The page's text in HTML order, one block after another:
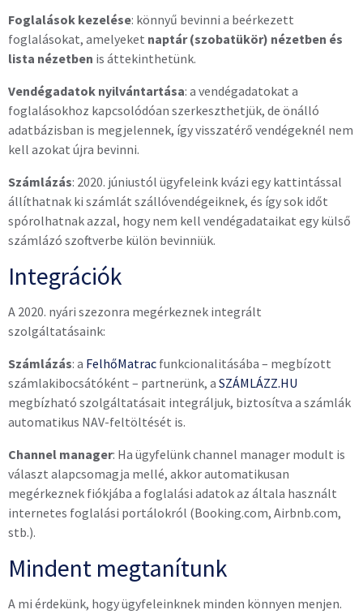
Foglalások kezelése: könnyű bevinni a beérkezett
foglalásokat, amelyeket naptár (szobatükör) nézetben és
lista nézetben is áttekinthetünk.
Vendégadatok nyilvántartása: a vendégadatokat a
foglalásokhoz kapcsolódóan szerkeszthetjük, de önálló
adatbázisban is megjelennek, így visszatérő vendégeknél nem
kell azokat újra bevinni.
Számlázás: 2020. júniustól ügyfeleink kvázi egy kattintással
állíthatnak ki számlát szállóvendégeiknek, és így sok időt
spórolhatnak azzal, hogy nem kell vendégadataikat egy külső
számlázó szoftverbe külön bevinniük.
Integrációk
A 2020. nyári szezonra megérkeznek integrált
szolgáltatásaink:
Számlázás: a FelhőMatrac funkcionalitásába – megbízott
számlakibocsátóként – partnerünk, a SZÁMLÁZZ.HU
megbízható szolgáltatásait integráljuk, biztosítva a számlák
automatikus NAV-feltöltését is.
Channel manager: Ha ügyfelünk channel manager modult is
választ alapcsomagja mellé, akkor automatikusan
megérkeznek fiókjába a foglalási adatok az általa használt
internetes foglalási portálokról (Booking.com, Airbnb.com,
stb.).
Mindent megtanítunk
A mi érdekünk, hogy ügyfeleinknek minden könnyen menjen.